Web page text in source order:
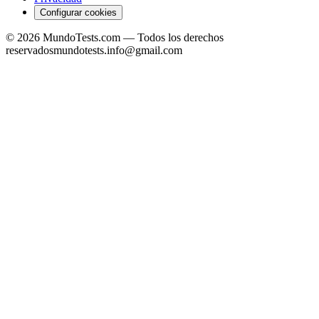
Configurar cookies
© 2026 MundoTests.com — Todos los derechos
reservadosmundotests.info@gmail.com